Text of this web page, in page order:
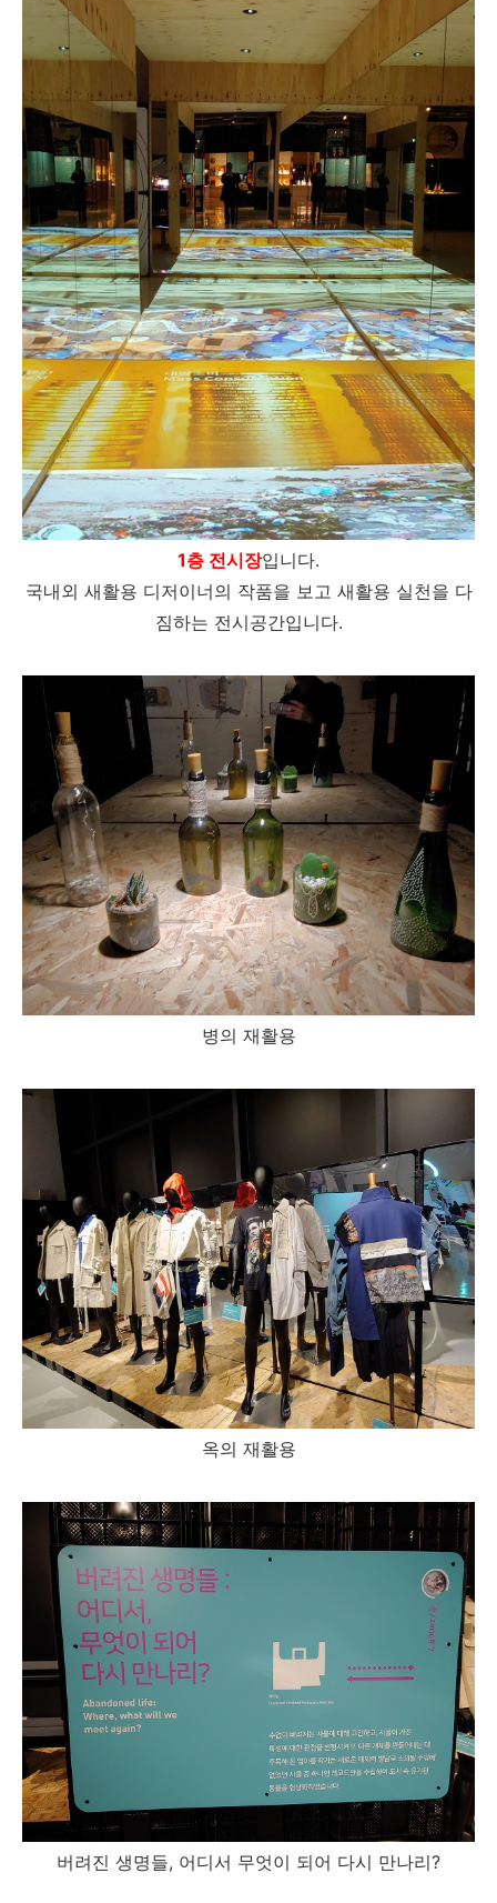
1층 전시장입니다.
국내외 새활용 디저이너의 작품을 보고 새활용 실천을 다
짐하는 전시공간입니다.
병의 재활용
옥의 재활용
버려진 생명들, 어디서 무엇이 되어 다시 만나리?